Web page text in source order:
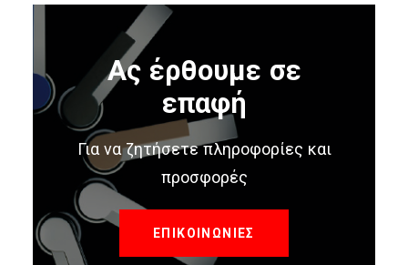
Ας έρθουμε σε
επαφή
Για να ζητήσετε πληροφορίες και
προσφορές
ΕΠΙΚΟΙΝΩΝΙΕΣ